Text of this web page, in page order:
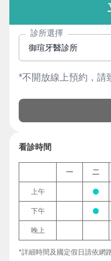
看診時間
一 二
上午
下午
晚上
*詳細時間及國定假日請依網
診所選擇
御瑄牙醫診所
*不開放線上預約，請